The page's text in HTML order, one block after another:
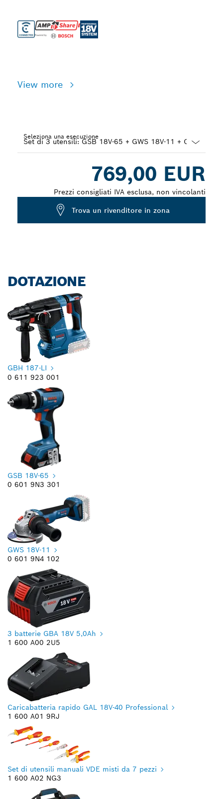
View more
Seleziona una esecuzione
769,00 EUR
Prezzi consigliati IVA esclusa, non vincolanti
Trova un rivenditore in zona
DOTAZIONE
GBH 187-LI
0 611 923 001
GSB 18V-65
0 601 9N3 301
GWS 18V-11
0 601 9N4 102
3 batterie GBA 18V 5,0Ah
1 600 A00 2U5
Caricabatteria rapido GAL 18V-40 Professional
1 600 A01 9RJ
Set di utensili manuali VDE misti da 7 pezzi
1 600 A02 NG3